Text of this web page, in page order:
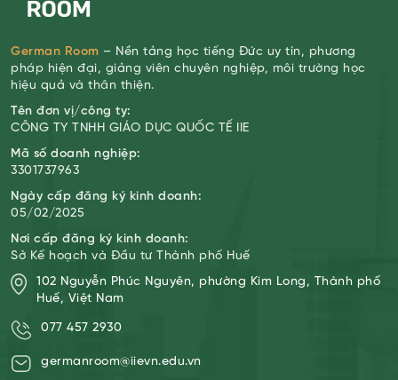
German Room – Nền tảng học tiếng Đức uy tín, phương
pháp hiện đại, giảng viên chuyên nghiệp, môi trường học
hiệu quả và thân thiện.
Tên đơn vị/công ty:
CÔNG TY TNHH GIÁO DỤC QUỐC TẾ IIE
Mã số doanh nghiệp:
3301737963
Ngày cấp đăng ký kinh doanh:
05/02/2025
Nơi cấp đăng ký kinh doanh:
Sở Kế hoạch và Đầu tư Thành phố Huế
102 Nguyễn Phúc Nguyên, phường Kim Long, Thành phố
Huế, Việt Nam
077 457 2930
germanroom@iievn.edu.vn